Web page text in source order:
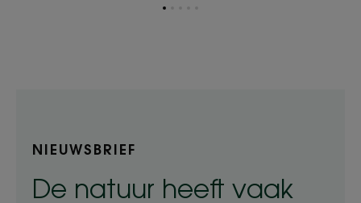
Ga
NIEUWSBRIEF
De natuur heeft vaak